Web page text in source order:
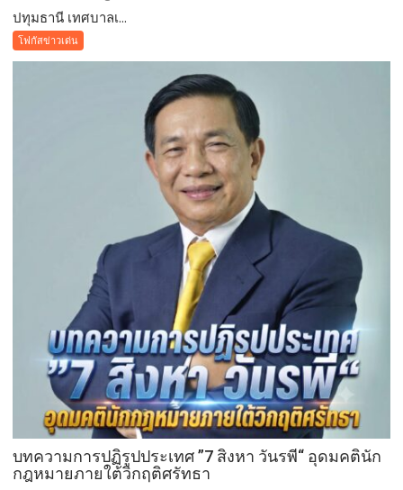
กอง
ขยะ
เป็นก
บุญ
ปทุมธานี เทศบาลเ...
โฟกัสข่าวเด่น
บทความการปฏิรูปประเทศ ”7 สิงหา วันรพี“ อุดมคตินัก
กฎหมายภายใต้วิกฤติศรัทธา